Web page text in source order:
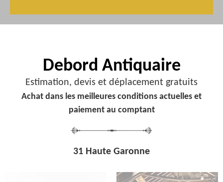
Debord Antiquaire
Estimation, devis et déplacement gratuits
Achat dans les meilleures conditions actuelles et
paiement au comptant
31 Haute Garonne